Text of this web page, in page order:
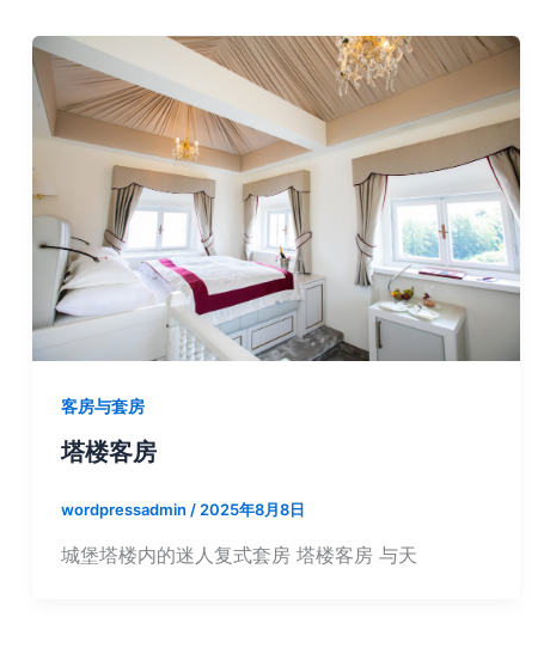
客房与套房
塔楼客房
wordpressadmin /2025年8月8日
城堡塔楼内的迷人复式套房 塔楼客房 与天